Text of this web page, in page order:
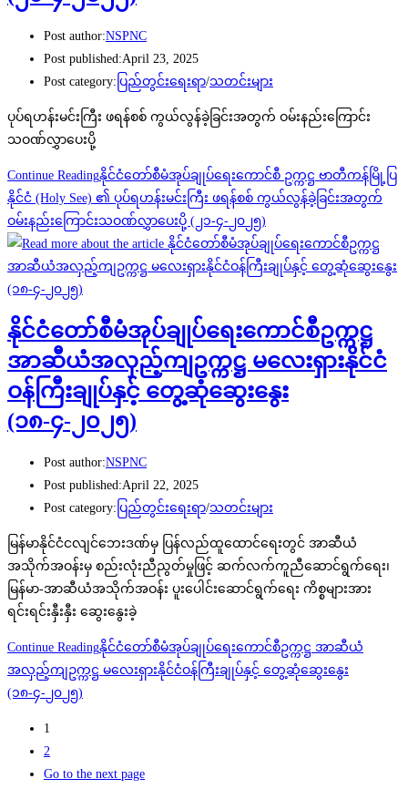
Post author:NSPNC
Post published:April 23, 2025
Post category: ပြည်တွင်းရေးရာ/သတင်းများ
ပုပ်ရဟန်းမင်းကြီး ဖရန်စစ် ကွယ်လွန်ခဲ့ခြင်းအတွက် ဝမ်းနည်းကြောင်း
သဝဏ်လွှာပေးပို့
Continue Readingနိုင်ငံတော်စီမံအုပ်ချုပ်ရေးကောင်စီ ဥက္ကဋ္ဌ ဗာတီကန်မြို့ပြ
နိုင်ငံ (Holy See) ၏ ပုပ်ရဟန်းမင်းကြီး ဖရန်စစ် ကွယ်လွန်ခဲ့ခြင်းအတွက်
ဝမ်းနည်းကြောင်းသဝဏ်လွှာပေးပို့ (၂၁-၄-၂၀၂၅)
နိုင်ငံတော်စီမံအုပ်ချုပ်ရေးကောင်စီဥက္ကဋ္ဌ
အာဆီယံအလှည့်ကျဥက္ကဋ္ဌ မလေးရှားနိုင်ငံ
ဝန်ကြီးချုပ်နှင့် တွေ့ဆုံဆွေးနွေး
(၁၈-၄-၂၀၂၅)
Post author:NSPNC
Post published:April 22, 2025
Post category: ပြည်တွင်းရေးရာ/သတင်းများ
မြန်မာနိုင်ငံငလျင်ဘေးဒဏ်မှ ပြန်လည်ထူထောင်ရေးတွင် အာဆီယံ
အသိုက်အဝန်းမှ စည်းလုံးညီညွတ်မှုဖြင့် ဆက်လက်ကူညီဆောင်ရွက်ရေး၊
မြန်မာ-အာဆီယံအသိုက်အဝန်း ပူးပေါင်းဆောင်ရွက်ရေး ကိစ္စများအား
ရင်းရင်းနှီးနှီး ဆွေးနွေးခဲ့
Continue Readingနိုင်ငံတော်စီမံအုပ်ချုပ်ရေးကောင်စီဥက္ကဋ္ဌ အာဆီယံ
အလှည့်ကျဥက္ကဋ္ဌ မလေးရှားနိုင်ငံဝန်ကြီးချုပ်နှင့် တွေ့ဆုံဆွေးနွေး
(၁၈-၄-၂၀၂၅)
1
2
Go to the next page